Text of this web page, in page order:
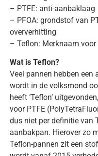
– PTFE: anti-aanbaklaag
– PFOA: grondstof van
oververhitting
– Teflon: Merknaam voor
Wat is Teflon?
Veel pannen hebben een
wordt in de volksmond
heeft ‘Teflon’
voor PTFE
dus niet per definitie van
aanbakpan. Hierover zo
Teflon-pannen zit een